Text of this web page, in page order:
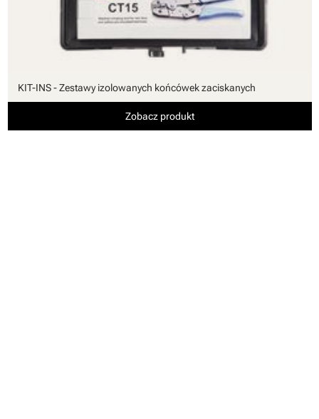
KIT-INS - Zestawy izolowanych końcówek zaciskanych
Zobacz produkt